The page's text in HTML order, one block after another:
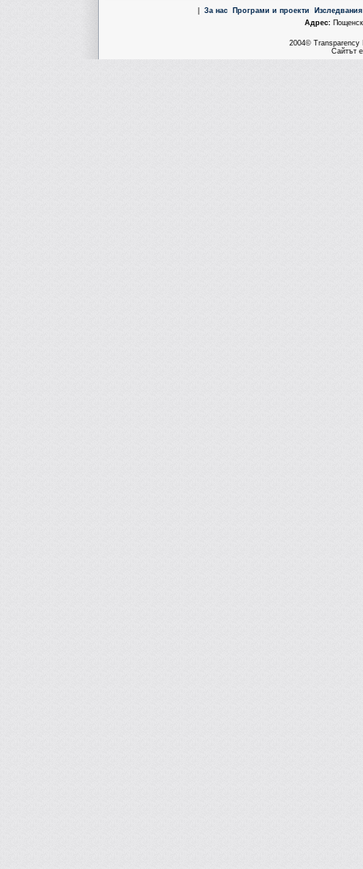
За нас Програми и проекти
Aдрес:
2004© Transparency
Сайтът